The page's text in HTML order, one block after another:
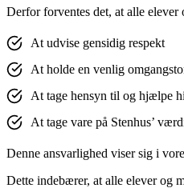
Derfor forventes det, at alle elever
At udvise gensidig respekt
At holde en venlig
At tage hensyn til og hjælpe
At tage vare på Stenhus’
Denne ansvarlighed viser sig i
Dette indebærer, at alle elever og